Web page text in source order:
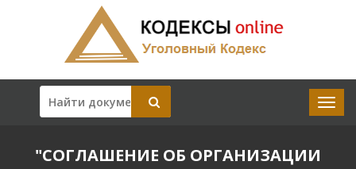
"СОГЛАШЕНИЕ ОБ ОРГАНИЗАЦИИ